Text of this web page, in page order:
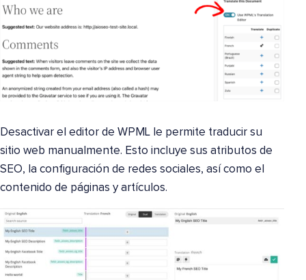
Desactivar el editor de WPML le permite traducir su
sitio web manualmente. Esto incluye sus atributos de
SEO, la configuración de redes sociales, así como el
contenido de páginas y artículos.